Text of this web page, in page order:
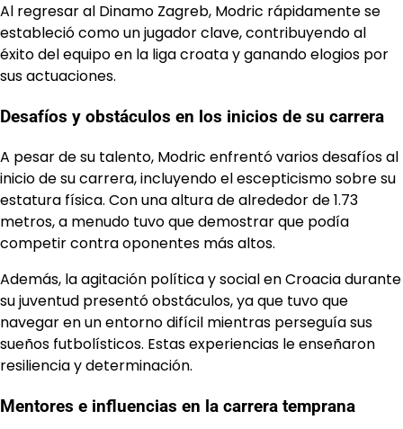
Al regresar al Dinamo Zagreb, Modric rápidamente se
estableció como un jugador clave, contribuyendo al
éxito del equipo en la liga croata y ganando elogios por
sus actuaciones.
Desafíos y obstáculos en los inicios de su carrera
A pesar de su talento, Modric enfrentó varios desafíos al
inicio de su carrera, incluyendo el escepticismo sobre su
estatura física. Con una altura de alrededor de 1.73
metros, a menudo tuvo que demostrar que podía
competir contra oponentes más altos.
Además, la agitación política y social en Croacia durante
su juventud presentó obstáculos, ya que tuvo que
navegar en un entorno difícil mientras perseguía sus
sueños futbolísticos. Estas experiencias le enseñaron
resiliencia y determinación.
Mentores e influencias en la carrera temprana